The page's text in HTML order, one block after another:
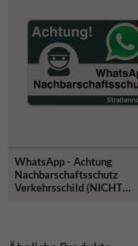
WhatsApp - Achtung
Nachbarschaftsschutz
Verkehrsschild (NICHT